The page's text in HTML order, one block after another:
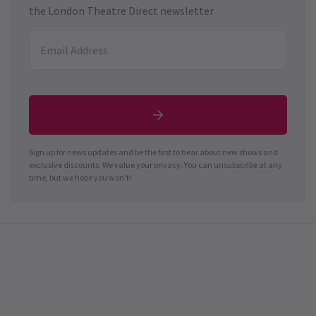
the London Theatre Direct newsletter
Sign up for news updates and be the first to hear about new shows and
exclusive discounts. We value your privacy. You can unsubscribe at any
time, but we hope you won't!